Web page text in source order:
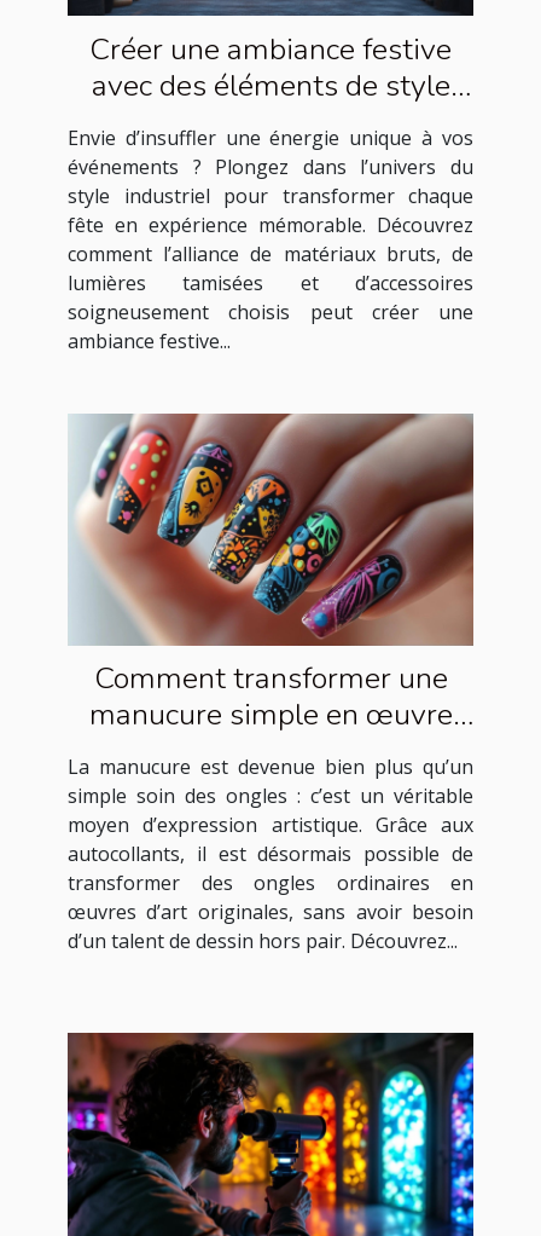
Créer une ambiance festive
avec des éléments de style
industriel
Envie d’insuffler une énergie unique à vos
événements ? Plongez dans l’univers du
style industriel pour transformer chaque
fête en expérience mémorable. Découvrez
comment l’alliance de matériaux bruts, de
lumières tamisées et d’accessoires
soigneusement choisis peut créer une
ambiance festive...
Comment transformer une
manucure simple en œuvre
d'art avec des autocollants ?
La manucure est devenue bien plus qu’un
simple soin des ongles : c’est un véritable
moyen d’expression artistique. Grâce aux
autocollants, il est désormais possible de
transformer des ongles ordinaires en
œuvres d’art originales, sans avoir besoin
d’un talent de dessin hors pair. Découvrez...